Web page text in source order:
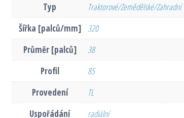
Typ
Traktorové/Zemědělské/Zahradní
Šířka [palců/mm]
320
Průměr [palců]
38
Profil
85
Provedení
TL
Uspořádání
radiální